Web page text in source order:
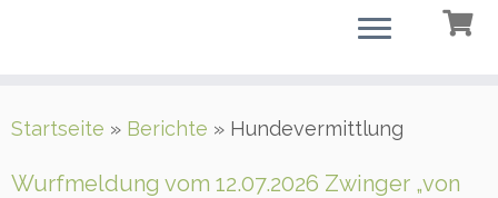
Inhalt
Startseite » Berichte » Hundevermittlung
Wurfmeldung vom 12.07.2026 Zwinger „von